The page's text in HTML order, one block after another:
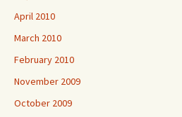
April 2010
March 2010
February 2010
November 2009
October 2009